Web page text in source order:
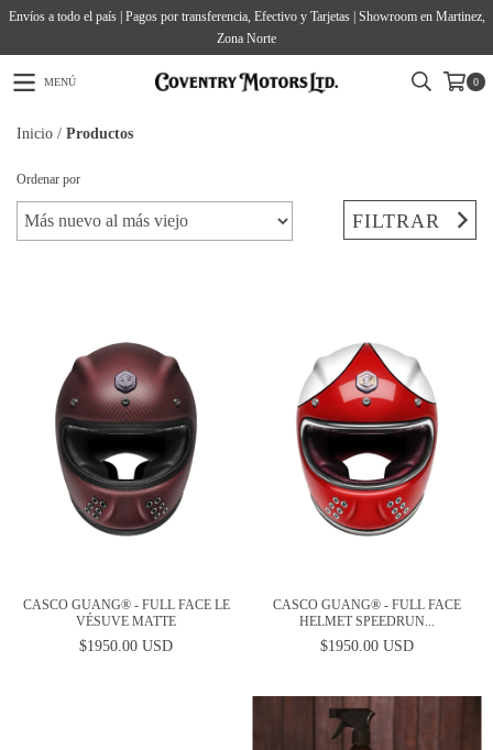
Envíos a todo el país | Pagos por transferencia, Efectivo y Tarjetas | Showroom en Martinez,
Zona Norte
MENÚ 0
Inicio / Productos
Ordenar por
FILTRAR
CASCO GUANG® - FULL FACE LE
VÉSUVE MATTE
$1950.00 USD
CASCO GUANG® - FULL FACE
HELMET SPEEDRUN...
$1950.00 USD